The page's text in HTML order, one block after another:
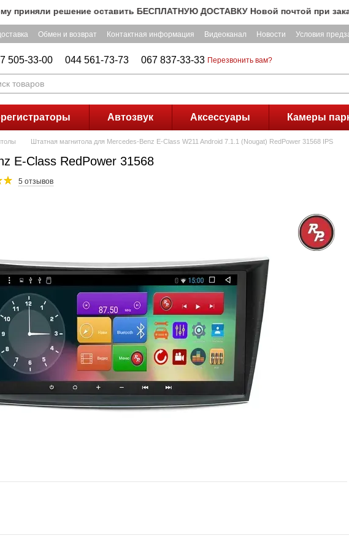
решение оставить БЕСПЛАТНУЮ ДОСТАВКУ Новой почтой при заказе
Обмен и возврат Контактная информация Видеоканал Новости Условия
505-33-00 044 561-73-73 067 837-33-33 Перезвонить вам?
Автозвук Аксессуары Камеры
Штатная магнитола для Mercedes-Benz E-Class W211 Android 7.1.1 (Nougat) RedPower 31568 IPS
E-Class RedPower 31568
5 отзывов